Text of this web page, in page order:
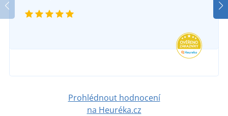
Prohlédnout hodnocení
na Heuréka.cz